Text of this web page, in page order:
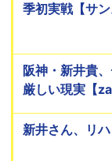
季初実戦【サン
阪神・新井貴
厳しい現実【
新井さん、リ